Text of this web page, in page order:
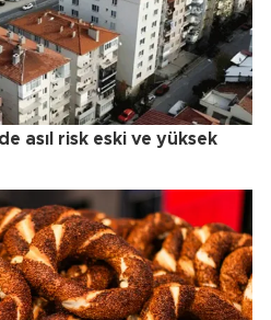
asıl risk eski ve yüksek